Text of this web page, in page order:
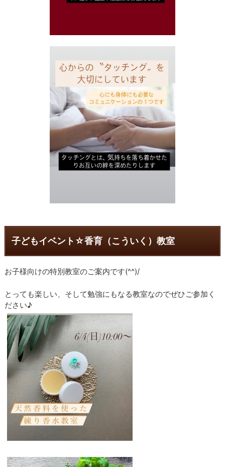
子どもイベント☆香育（こういく）教室
お子様向けの特別教室のご案内です(^^)/
とっても楽しい、そして勉強にもなる教室なのでぜひご参加く
ださい♪